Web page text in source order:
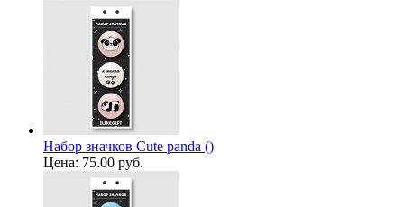
Набор значков Cute panda ()
Цена: 75.00 руб.